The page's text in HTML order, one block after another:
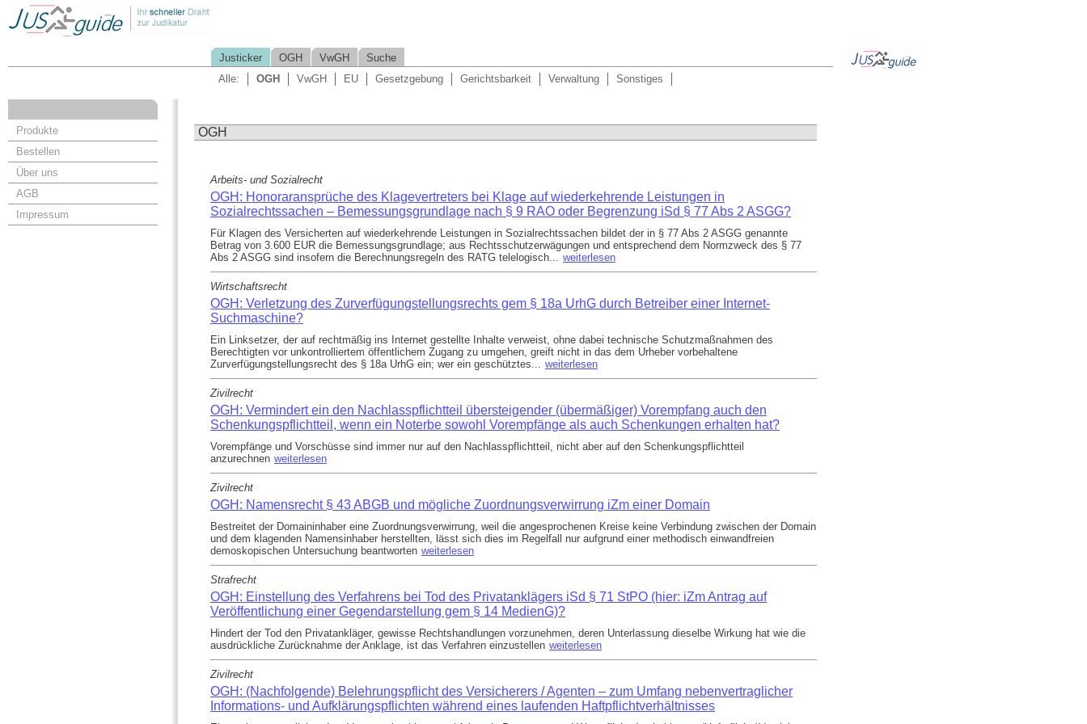
Justicker OGH VwGH
Suche
Alle:
OGH VwGH EU Gesetzgebung Gerichtsbarkeit Verwaltung Sonstiges
Produkte
Bestellen
Über uns
AGB
Impressum
OGH
Arbeits- und Sozialrecht
OGH: Honoraransprüche des Klagevertreters bei Klage auf wiederkehrende Leistungen in
Sozialrechtssachen – Bemessungsgrundlage nach § 9 RAO oder Begrenzung iSd § 77 Abs 2 ASGG?
Für Klagen des Versicherten auf wiederkehrende Leistungen in Sozialrechtssachen bildet der in § 77 Abs 2 ASGG genannte
Betrag von 3.600 EUR die Bemessungsgrundlage; aus Rechtsschutzerwägungen und entsprechend dem Normzweck des § 77
Abs 2 ASGG sind insofern die Berechnungsregeln des RATG telelogisch... weiterlesen
Wirtschaftsrecht
OGH: Verletzung des Zurverfügungstellungsrechts gem § 18a UrhG durch Betreiber einer Internet-
Suchmaschine?
Ein Linksetzer, der auf rechtmäßig ins Internet gestellte Inhalte verweist, ohne dabei technische Schutzmaßnahmen des
Berechtigten vor unkontrolliertem öffentlichem Zugang zu umgehen, greift nicht in das dem Urheber vorbehaltene
Zurverfügungstellungsrecht des § 18a UrhG ein; wer ein geschütztes... weiterlesen
Zivilrecht
OGH: Vermindert ein den Nachlasspflichtteil übersteigender (übermäßiger) Vorempfang auch den
Schenkungspflichtteil, wenn ein Noterbe sowohl Vorempfänge als auch Schenkungen erhalten hat?
Vorempfänge und Vorschüsse sind immer nur auf den Nachlasspflichtteil, nicht aber auf den Schenkungspflichtteil
anzurechnen weiterlesen
Zivilrecht
OGH: Namensrecht § 43 ABGB und mögliche Zuordnungsverwirrung iZm einer Domain
Bestreitet der Domaininhaber eine Zuordnungsverwirrung, weil die angesprochenen Kreise keine Verbindung zwischen der Domain
und dem klagenden Namensinhaber herstellten, lässt sich dies im Regelfall nur aufgrund einer methodisch einwandfreien
demoskopischen Untersuchung beantworten weiterlesen
Strafrecht
OGH: Einstellung des Verfahrens bei Tod des Privatanklägers iSd § 71 StPO (hier: iZm Antrag auf
Veröffentlichung einer Gegendarstellung gem § 14 MedienG)?
Hindert der Tod den Privatankläger, gewisse Rechtshandlungen vorzunehmen, deren Unterlassung dieselbe Wirkung hat wie die
ausdrückliche Zurücknahme der Anklage, ist das Verfahren einzustellen weiterlesen
Zivilrecht
OGH: (Nachfolgende) Belehrungspflicht des Versicherers / Agenten – zum Umfang nebenvertraglicher
Informations- und Aufklärungspflichten während eines laufenden Haftpflichtverhältnisses